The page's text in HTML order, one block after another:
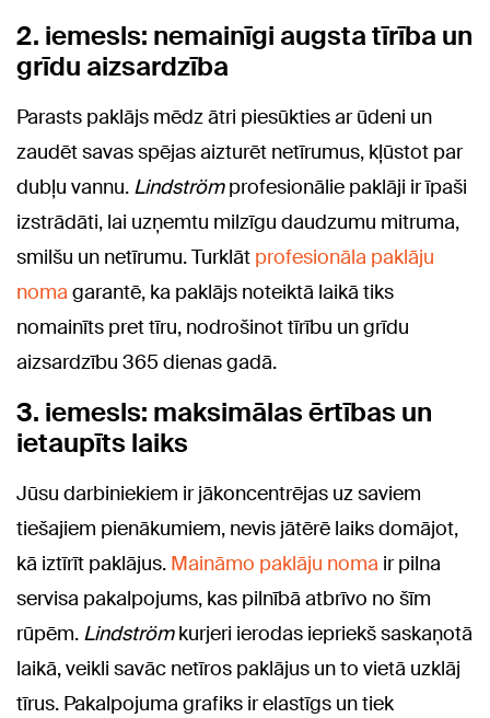
2. iemesls: nemainīgi augsta tīrība un
grīdu aizsardzība
Parasts paklājs mēdz ātri piesūkties ar ūdeni un
zaudēt savas spējas aizturēt netīrumus, kļūstot par
dubļu vannu. Lindströmprofesionālie paklāji ir īpaši
izstrādāti, lai uzņemtu milzīgu daudzumu mitruma,
smilšu un netīrumu. Turklāt profesionāla paklāju
noma garantē, ka paklājs noteiktā laikā tiks
nomainīts pret tīru, nodrošinot tīrību un grīdu
aizsardzību 365 dienas gadā.
3. iemesls: maksimālas ērtības un
ietaupīts laiks
Jūsu darbiniekiem ir jākoncentrējas uz saviem
tiešajiem pienākumiem, nevis jātērē laiks domājot,
kā iztīrīt paklājus. Maināmo paklāju noma ir pilna
servisa pakalpojums, kas pilnībā atbrīvo no šīm
rūpēm. Lindströmkurjeri ierodas iepriekš saskaņotā
laikā, veikli savāc netīros paklājus un to vietā uzklāj
tīrus. Pakalpojuma grafiks ir elastīgs un tiek